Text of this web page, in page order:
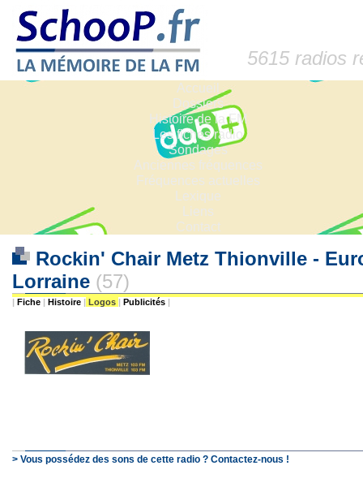
5615 radios
Accueil
Dossiers
Histoire de la FM
Les fiches radio
Sondages
Anciennes fréquences
Fréquences actuelles
Lexique
Liens
Contact
Rockin' Chair Metz Thionville -
Lorraine (57)
| Fiche | Histoire | Logos | Publicités |
> Vous possédez des sons de cette radio ? Contactez-nous !